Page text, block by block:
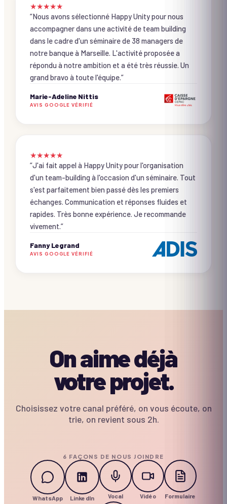
★★★★★
“Nous avons sélectionné Happy Unity pour nous
accompagner dans une activité de team building
dans le cadre d'un séminaire de 38 managers de
notre banque à Marseille. L'activité proposée a
répondu à notre ambition et a été très réussie. Un
grand bravo à toute l'équipe.”
Marie-Adeline Nittis
AVIS GOOGLE VÉRIFIÉ
★★★★★
“J'ai fait appel à Happy Unity pour l'organisation
d'un team-building à l'occasion d'un séminaire. Tout
s'est parfaitement bien passé dès les premiers
échanges. Communication et réponses fluides et
rapides. Très bonne expérience. Je recommande
vivement.”
Fanny Legrand
AVIS GOOGLE VÉRIFIÉ
On aime déjà
votre projet.
Choisissez votre canal préféré, on vous écoute, on
trie, on revient sous 2h.
6 FAÇONS DE NOUS JOINDRE
WhatsApp LinkedIn Vocal Vidéo Formulaire